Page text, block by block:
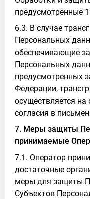
предусмотренные
6.3. В случае
Персональных
обеспечивающие
Персональных
предусмотренных
Федерации,
осуществляется на
согласия в
7. Меры защиты
принимаемые
7.1. Оператор
достаточные
меры для защиты
Субъектов